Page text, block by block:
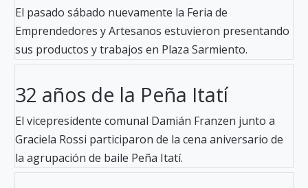
El pasado sábado nuevamente la Feria de
Emprendedores y Artesanos estuvieron presentando
sus productos y trabajos en Plaza Sarmiento.
32 años de la Peña Itatí
El vicepresidente comunal Damián Franzen junto a
Graciela Rossi participaron de la cena aniversario de
la agrupación de baile Peña Itatí.